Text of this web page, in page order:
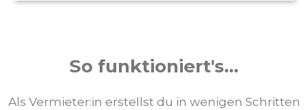
So funktioniert's...
Als Vermieter:in erstellst du in wenigen Schritten